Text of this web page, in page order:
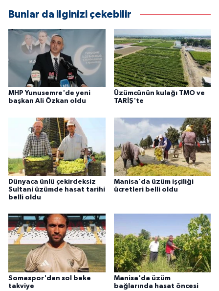
Bunlar da ilginizi çekebilir
MHP Yunusemre'de yeni
başkan Ali Özkan oldu
Üzümcünün kulağı TMO ve
TARİŞ'te
Dünyaca ünlü çekirdeksiz
Sultani üzümde hasat tarihi
belli oldu
Manisa'da üzüm işçiliği
ücretleri belli oldu
Somaspor'dan sol beke
takviye
Manisa'da üzüm
bağlarında hasat öncesi